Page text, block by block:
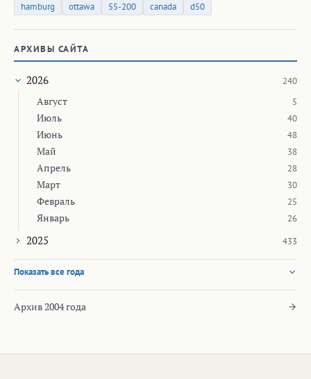
hamburg
ottawa 55-200 canada d50
АРХИВЫ САЙТА
2026 240
Август 5
Июль 40
Июнь 48
Май 38
Апрель 28
Март 30
Февраль 25
Январь 26
2025 433
Показать все года
Архив 2004 года